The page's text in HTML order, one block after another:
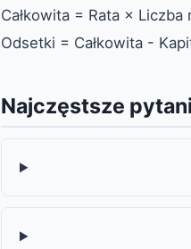
Całkowita = Rata ×
Odsetki = Całkowita -
Najczęstsze